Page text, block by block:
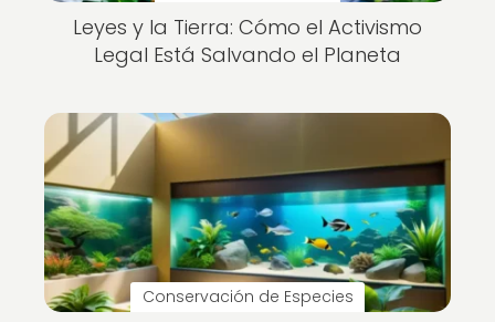
Leyes y la Tierra: Cómo el Activismo
Legal Está Salvando el Planeta
Conservación de Especies